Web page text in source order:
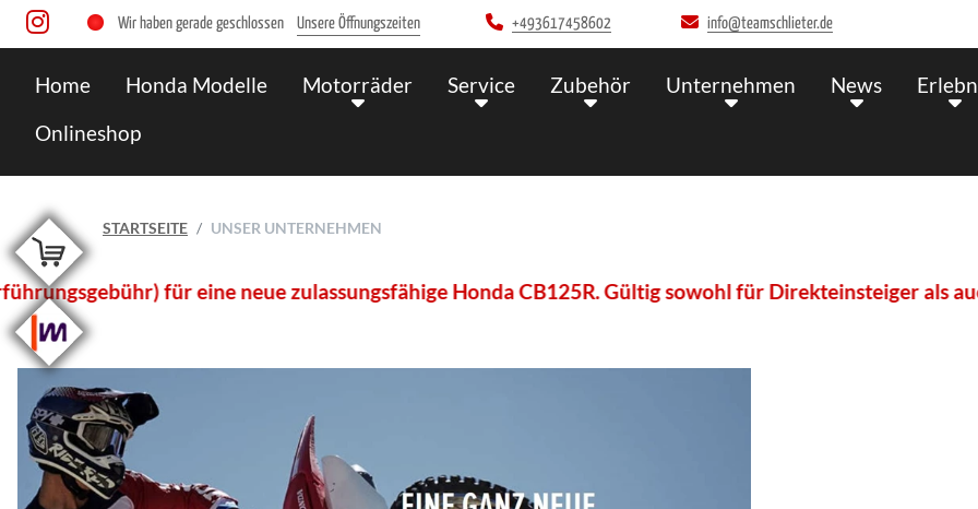
Wir haben gerade geschlossen Unsere Öffnungszeiten +493617458602 info@teamschlieter.de
Home Honda Modelle Motorräder Service Zubehör Unternehmen News
Onlineshop
STARTSEITE UNSER UNTERNEHMEN
für eine neue zulassungsfähige Honda CB125R. Gültig sowohl für Direkteinsteiger als auch